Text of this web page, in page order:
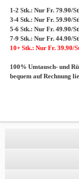
1-2 Stk.: Nur Fr. 79.90/
3-4 Stk.: Nur Fr. 59.90/
5-6 Stk.: Nur Fr. 49.90/
7-9 Stk.: Nur Fr. 44.90/
10+ Stk.: Nur Fr. 39.90/
100% Umtausch- und
bequem auf Rechnung